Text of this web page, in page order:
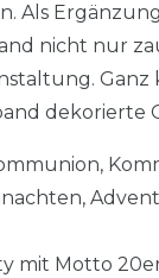
Als
nicht nur
Ganz
dekorierte
mit Motto